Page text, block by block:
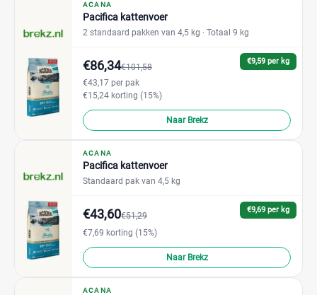
ACANA
Pacifica kattenvoer
2 standaard pakken van 4,5 kg · Totaal 9 kg
€9,59 per kg
€86,34€101,58
€43,17 per pak
€15,24 korting (15%)
Naar Brekz
ACANA
Pacifica kattenvoer
Standaard pak van 4,5 kg
€9,69 per kg
€43,60€51,29
€7,69 korting (15%)
Naar Brekz
ACANA